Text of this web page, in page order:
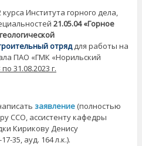
Института горного дела,
21.05.04 «Горное
отряддля работы на
ПАО «ГМК «Норильский
по 31.08.2023 г.
заявление(полностью
ССО, ассистенту кафедры
Кирикову Денису
35, ауд. 164 л.к.).